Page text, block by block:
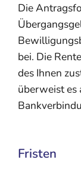
Die
bei. Die
des Ihnen
überweist es
Fristen